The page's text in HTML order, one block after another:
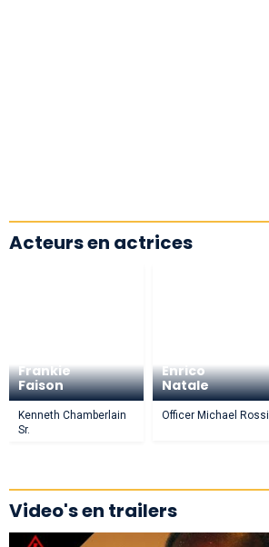
Acteurs en actrices
Frankie
Faison
Kenneth Chamberlain
Sr.
Enrico
Natale
Officer Michael Rossi
Video's en trailers